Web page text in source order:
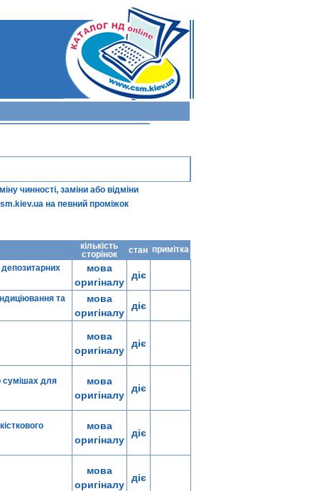
чинності, заміни або відміни
на певний проміжок
кількість
сторінок
стан примітка
мова
оригіналу
діє
та
мова
оригіналу
діє
мова
оригіналу
діє
сумішах для
мова
оригіналу
діє
мова
оригіналу
діє
мова
оригіналу
діє